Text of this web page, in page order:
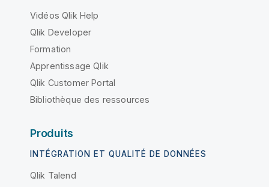
Vidéos Qlik Help
Qlik Developer
Formation
Apprentissage Qlik
Qlik Customer Portal
Bibliothèque des ressources
Produits
INTÉGRATION ET QUALITÉ DE DONNÉES
Qlik Talend